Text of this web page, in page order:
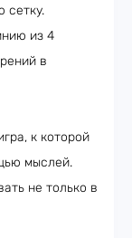
сетку.
из 4
в
к которой
мыслей.
не только в